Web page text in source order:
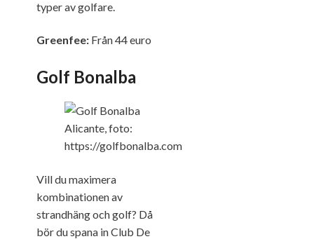
typer av golfare.
Greenfee: Från 44 euro
Golf Bonalba
Vill du maximera
kombinationen av
strandhäng och golf? Då
bör du spana in Club De